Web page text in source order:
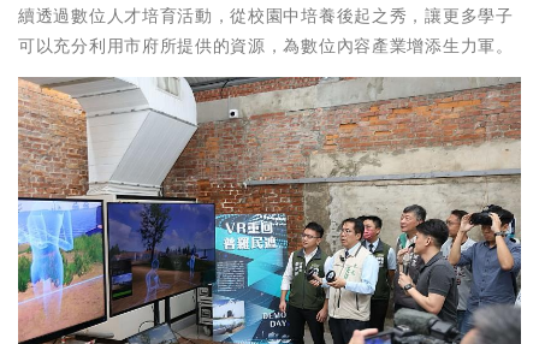
續透過數位人才培育活動，從校園中培養後起之秀，讓更多學子
可以充分利用市府所提供的資源，為數位內容產業增添生力軍。